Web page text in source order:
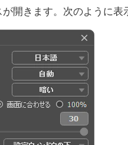
開きます。次のように表